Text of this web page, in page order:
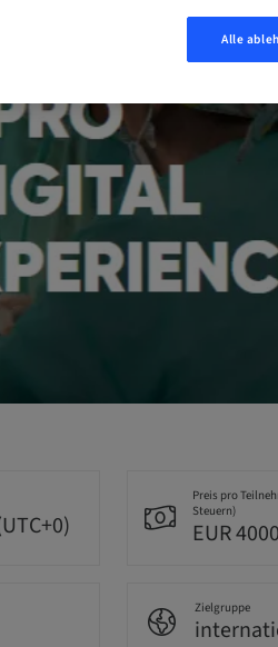
Preis pro
Steuern)
EUR
Zielgruppe
Alle